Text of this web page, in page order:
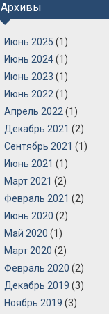
Архивы
Июнь 2025 (1)
Июнь 2024(1)
Июнь 2023 (1)
Июнь 2022 (1)
Апрель 2022 (1)
Декабрь 2021 (2)
Сентябрь 2021 (1)
Июнь 2021 (1)
Март 2021 (2)
Февраль 2021 (2)
Июнь 2020 (2)
Май 2020 (1)
Март 2020 (2)
Февраль 2020 (2)
Декабрь 2019 (3)
Ноябрь 2019 (3)